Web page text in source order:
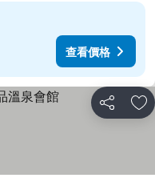
查看價格
分享 放